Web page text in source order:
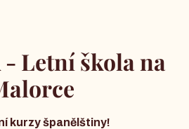
- Letní škola na
kurzy španělštiny!